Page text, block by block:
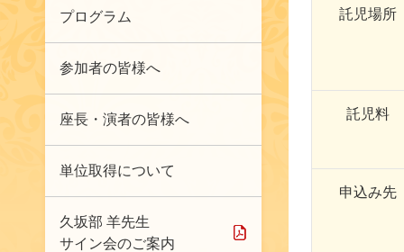
プログラム
参加者の皆様へ
座長・演者の皆様へ
単位取得について
久坂部 羊先生
サイン会のご案内
託児場所
託児料
申込み先